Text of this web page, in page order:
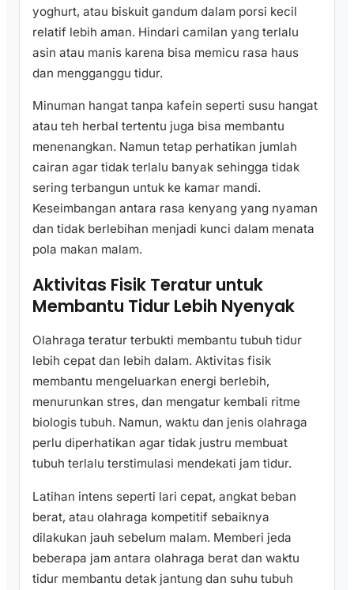
yoghurt, atau biskuit gandum dalam porsi kecil
relatif lebih aman. Hindari camilan yang terlalu
asin atau manis karena bisa memicu rasa haus
dan mengganggu tidur.
Minuman hangat tanpa kafein seperti susu hangat
atau teh herbal tertentu juga bisa membantu
menenangkan. Namun tetap perhatikan jumlah
cairan agar tidak terlalu banyak sehingga tidak
sering terbangun untuk ke kamar mandi.
Keseimbangan antara rasa kenyang yang nyaman
dan tidak berlebihan menjadi kunci dalam menata
pola makan malam.
Aktivitas Fisik Teratur untuk
Membantu Tidur Lebih Nyenyak
Olahraga teratur terbukti membantu tubuh tidur
lebih cepat dan lebih dalam. Aktivitas fisik
membantu mengeluarkan energi berlebih,
menurunkan stres, dan mengatur kembali ritme
biologis tubuh. Namun, waktu dan jenis olahraga
perlu diperhatikan agar tidak justru membuat
tubuh terlalu terstimulasi mendekati jam tidur.
Latihan intens seperti lari cepat, angkat beban
berat, atau olahraga kompetitif sebaiknya
dilakukan jauh sebelum malam. Memberi jeda
beberapa jam antara olahraga berat dan waktu
tidur membantu detak jantung dan suhu tubuh